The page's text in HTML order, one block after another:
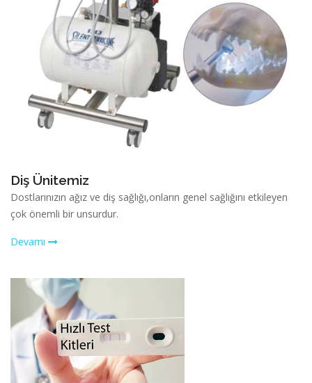
Diş Ünitemiz
Dostlarınızın ağız ve diş sağlığı,onların genel sağlığını etkileyen
çok önemli bir unsurdur.
Devamı